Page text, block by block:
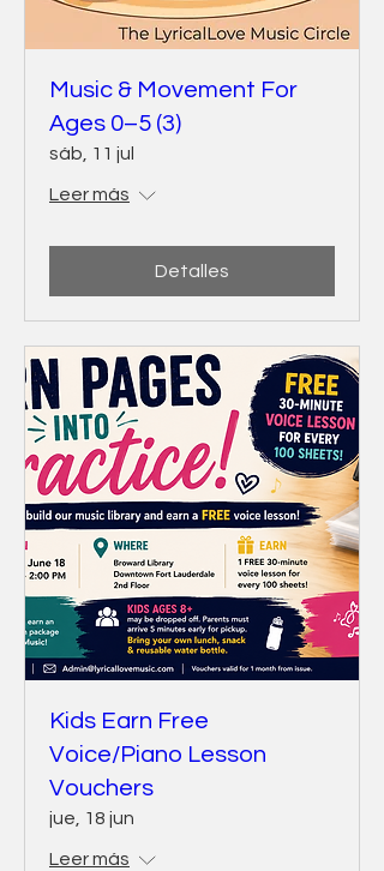
Music & Movement For
Ages 0–5 (3)
sáb, 11 jul
Leer más
Detalles
Kids Earn Free
Voice/Piano Lesson
Vouchers
jue, 18 jun
Leer más